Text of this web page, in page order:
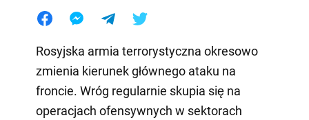
Rosyjska armia terrorystyczna okresowo
zmienia kierunek głównego ataku na
froncie. Wróg regularnie skupia się na
operacjach ofensywnych w sektorach